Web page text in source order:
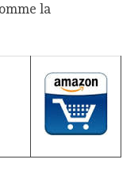
la